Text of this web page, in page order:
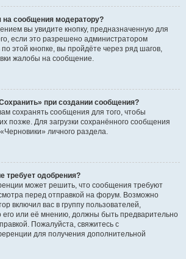
на сообщения модератору?
вы увидите кнопку, предназначенную для
если это разрешено администратором
этой кнопке, вы пройдёте через ряд шагов,
жалобы на сообщение.
при создании сообщения?
сохранять сообщения для того, чтобы
позже. Для загрузки сохранённого сообщения
личного раздела.
требует одобрения?
может решить, что сообщения требуют
перед отправкой на форум. Возможно
включил вас в группу пользователей,
или её мнению, должны быть предварительно
Пожалуйста, свяжитесь с
для получения дополнительной